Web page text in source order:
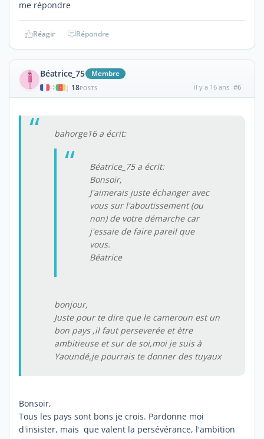
me répondre
Réagir Répondre
Béatrice_75 Membre
| 18POSTS il y a 16 ans #6
bahorge16 a écrit:
Béatrice_75 a écrit:
Bonsoir,
J'aimerais juste échanger avec
vous sur l'aboutissement (ou
non) de votre démarche car
j'essaie de faire pareil que
vous.
Béatrice
bonjour,
Juste pour te dire que le cameroun est un
bon pays ,il faut perseverée et ètre
ambitieuse et sur de soi,moi je suis à
Yaoundé,je pourrais te donner des tuyaux
Bonsoir,
Tous les pays sont bons je crois. Pardonne moi
d'insister, mais que valent la persévérance, l'ambition